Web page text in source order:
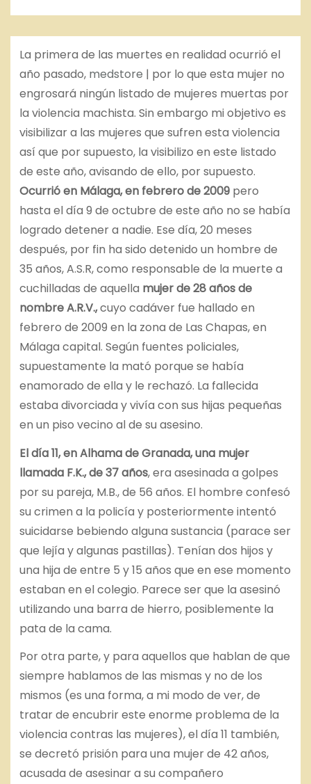
La primera de las muertes en realidad ocurrió el
año pasado, medstore | por lo que esta mujer no
engrosará ningún listado de mujeres muertas por
la violencia machista. Sin embargo mi objetivo es
visibilizar a las mujeres que sufren esta violencia
así que por supuesto, la visibilizo en este listado
de este año, avisando de ello, por supuesto.
Ocurrió en Málaga, en febrero de 2009 pero
hasta el día 9 de octubre de este año no se había
logrado detener a nadie. Ese día, 20 meses
después, por fin ha sido detenido un hombre de
35 años, A.S.R, como responsable de la muerte a
cuchilladas de aquella mujer de 28 años de
nombre A.R.V.,cuyo cadáver fue hallado en
febrero de 2009 en la zona de Las Chapas, en
Málaga capital. Según fuentes policiales,
supuestamente la mató porque se había
enamorado de ella y le rechazó. La fallecida
estaba divorciada y vivía con sus hijas pequeñas
en un piso vecino al de su asesino.
El día 11, en Alhama de Granada, una mujer
llamada F.K., de 37 años, era asesinada a golpes
por su pareja, M.B., de 56 años. El hombre confesó
su crimen a la policía y posteriormente intentó
suicidarse bebiendo alguna sustancia (parace ser
que lejía y algunas pastillas). Tenían dos hijos y
una hija de entre 5 y 15 años que en ese momento
estaban en el colegio. Parece ser que la asesinó
utilizando una barra de hierro, posiblemente la
pata de la cama.
Por otra parte, y para aquellos que hablan de que
siempre hablamos de las mismas y no de los
mismos (es una forma, a mi modo de ver, de
tratar de encubrir este enorme problema de la
violencia contras las mujeres), el día 11 también,
se decretó prisión para una mujer de 42 años,
acusada de asesinar a su compañero